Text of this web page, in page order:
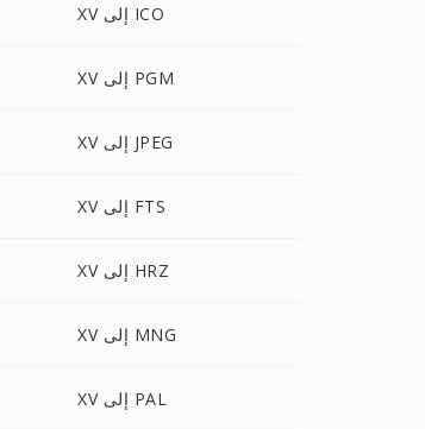
XV إلى ICO
XV إلى PGM
XV إلى JPEG
XV إلى FTS
XV إلى HRZ
XV إلى MNG
XV إلى PAL